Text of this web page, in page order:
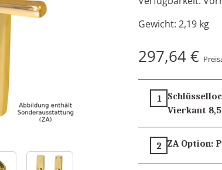
Gewicht: 2,19 kg
297,64 €
1
Vierkant
2 ZA Option: